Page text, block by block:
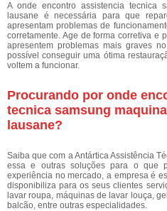
A onde encontro assistencia tecnica
lausane é necessária para que
apresentam problemas de
corretamente. Age de forma corretiva e
apresentem problemas mais graves
possível conseguir uma ótima
voltem a funcionar.
Procurando por onde
tecnica samsung
lausane?
Saiba que com a Antártica Assistência
essa e outras soluções para o que
experiência no mercado, a empresa é
disponibiliza para os seus clientes
lavar roupa, máquinas de lavar louça,
balcão, entre outras especialidades.